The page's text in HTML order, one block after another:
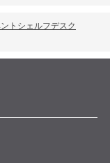
トシェルフデスク